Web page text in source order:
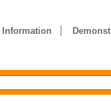
Information